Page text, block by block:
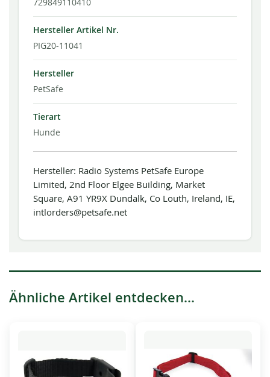
Hersteller Artikel Nr.
PIG20-11041
Hersteller
PetSafe
Tierart
Hunde
Hersteller: Radio Systems PetSafe Europe
Limited, 2nd Floor Elgee Building, Market
Square, A91 YR9X Dundalk, Co Louth, Ireland, IE,
intlorders@petsafe.net
Ähnliche Artikel entdecken...